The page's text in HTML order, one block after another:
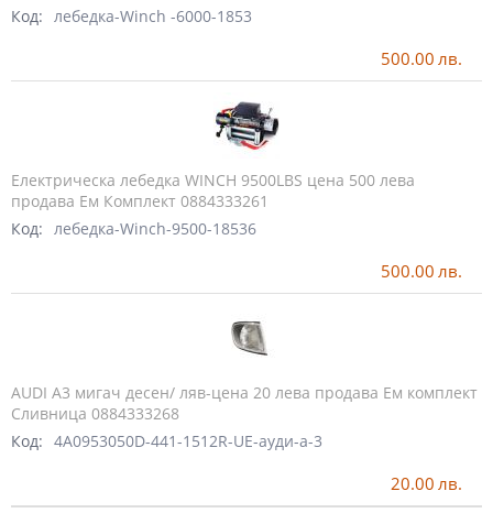
Код:
лебедка-Winch -6000-1853
500.00 лв.
Електрическа лебедка WINCH 9500LBS цена 500 лева
продава Ем Комплект 0884333261
Код:
лебедка-Winch-9500-18536
500.00 лв.
AUDI A3 мигач десен/ ляв-цена 20 лева продава Ем комплект
Сливница 0884333268
Код: 4A0953050D-441-1512R-UE-ауди-а-3
20.00 лв.